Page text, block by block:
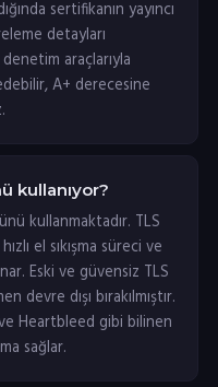
sertifikanın yayıncı
detayları
araçlarıyla
A+ derecesine
kullanıyor?
kullanmaktadır. TLS
el sıkışma süreci ve
Eski ve güvensiz TLS
devre dışı bırakılmıştır.
ve Heartbleed gibi bilinen
sağlar.